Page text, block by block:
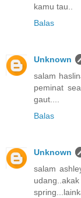
kamu tau..
Balas
Unknown
salam
peminat
gaut....
Balas
Unknown
salam